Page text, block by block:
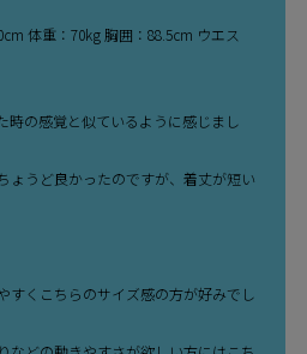
体重：70kg 胸囲：88.5cm ウエス
時の感覚と似ているように感じまし
ょうど良かったのですが、着丈が短い
すくこちらのサイズ感の方が好みでし